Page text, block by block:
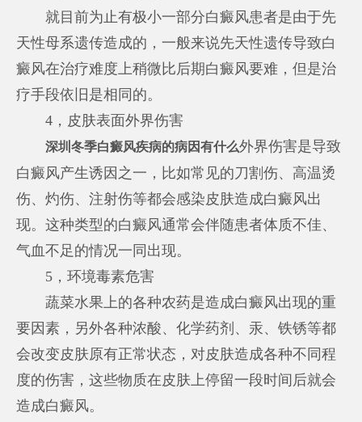
就目前为止有极小一部分白癜风患者是由于先
天性母系遗传造成的，一般来说先天性遗传导致白
癜风在治疗难度上稍微比后期白癜风要难，但是治
疗手段依旧是相同的。
4，皮肤表面外界伤害
深圳冬季白癜风疾病的病因有什么外界伤害是导致
白癜风产生诱因之一，比如常见的刀割伤、高温烫
伤、灼伤、注射伤等都会感染皮肤造成白癜风出
现。这种类型的白癜风通常会伴随患者体质不佳、
气血不足的情况一同出现。
5，环境毒素危害
蔬菜水果上的各种农药是造成白癜风出现的重
要因素，另外各种浓酸、化学药剂、汞、铁锈等都
会改变皮肤原有正常状态，对皮肤造成各种不同程
度的伤害，这些物质在皮肤上停留一段时间后就会
造成白癜风。